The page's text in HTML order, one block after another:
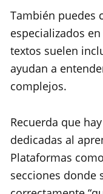
También puedes
especializados
textos suelen
ayudan a
complejos.
Recuerda que
dedicadas al
Plataformas
secciones donde